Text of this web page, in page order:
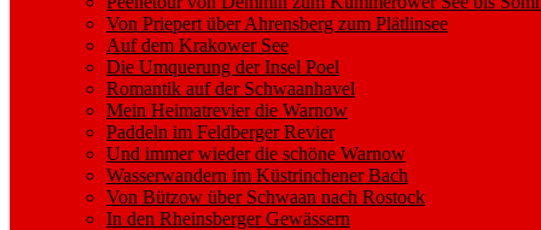
Von Priepert über Ahrensberg zum Plätlinsee
Auf dem Krakower See
Die Umquerung der Insel Poel
Romantik auf der Schwaanhavel
Mein Heimatrevier die Warnow
Paddeln im Feldberger Revier
Und immer wieder die schöne Warnow
Wasserwandern im Küstrinchener Bach
Von Bützow über Schwaan nach Rostock
In den Rheinsberger Gewässern